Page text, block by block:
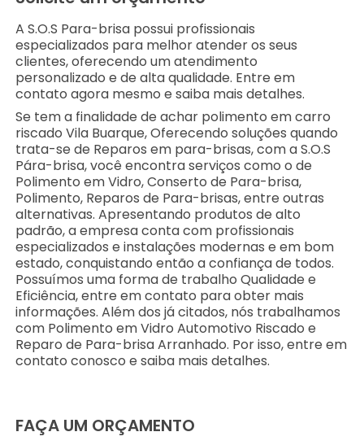
A S.O.S Para-brisa possui profissionais
especializados para melhor atender os seus
clientes, oferecendo um atendimento
personalizado e de alta qualidade. Entre em
contato agora mesmo e saiba mais detalhes.
Se tem a finalidade de achar polimento em carro
riscado Vila Buarque, Oferecendo soluções quando
trata-se de Reparos em para-brisas, com a S.O.S
Pára-brisa, você encontra serviços como o de
Polimento em Vidro, Conserto de Para-brisa,
Polimento, Reparos de Para-brisas, entre outras
alternativas. Apresentando produtos de alto
padrão, a empresa conta com profissionais
especializados e instalações modernas e em bom
estado, conquistando então a confiança de todos.
Possuímos uma forma de trabalho Qualidade e
Eficiência, entre em contato para obter mais
informações. Além dos já citados, nós trabalhamos
com Polimento em Vidro Automotivo Riscado e
Reparo de Para-brisa Arranhado. Por isso, entre em
contato conosco e saiba mais detalhes.
FAÇA UM ORÇAMENTO